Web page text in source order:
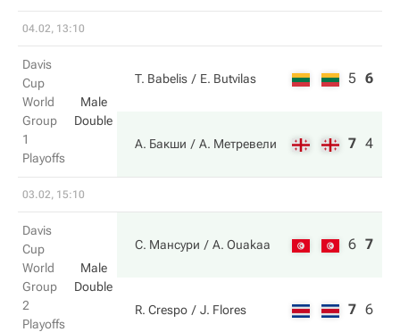
04.02, 13:10
Davis
Cup
World
Group
1
Playoffs
Male
Double
T. Babelis E. Butvilas 5 6
А. Бакши А. Метревели 7 4
03.02, 15:10
Davis
Cup
World
Group
2
Playoffs
Male
Double
С. Мансури A. Ouakaa 6 7
R. Crespo J. Flores 7 6